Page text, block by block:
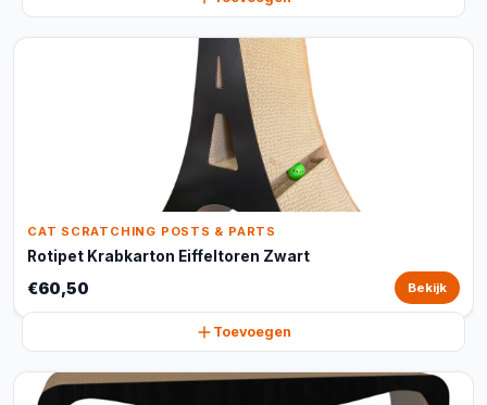
CAT SCRATCHING POSTS & PARTS
Rotipet Krabkarton Eiffeltoren Zwart
€60,50 Bekijk
Toevoegen